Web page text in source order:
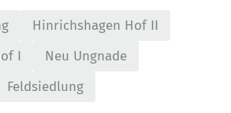
Hinrichshagen Hof II
I
Neu Ungnade
Feldsiedlung